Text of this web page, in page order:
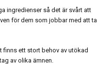
ingredienser så det är svårt att
för dem som jobbar med att ta
finns ett stort behov av utökad
av olika ämnen.